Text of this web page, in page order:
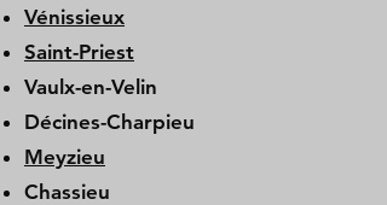
Vénissieux
Saint-Priest
Vaulx-en-Velin
Décines-Charpieu
Meyzieu
Chassieu